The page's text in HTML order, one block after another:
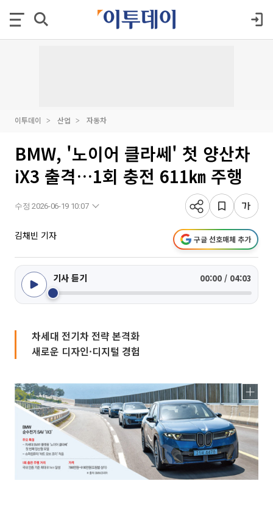
이투데이 산업 자동차
BMW, '노이어 클라쎄' 첫 양산차
iX3 출격…1회 충전 611㎞ 주행
수정 2026-06-19 10:07
김채빈 기자 구글 선호매체 추가
기사 듣기 00:00 / 04:03
차세대 전기차 전략 본격화
새로운 디자인·디지털 경험